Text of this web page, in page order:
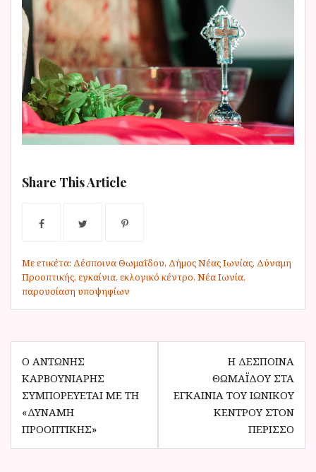
Share This Article
Με ετικέτα: Δέσποινα Θωμαΐδου, Δήμος Νέας Ιωνίας, Δύναμη
Προοπτικής, εγκαίνια, εκλογικό κέντρο, Νέα Ιωνία,
παρουσίαση υποψηφίων
Π
ή
Ο ΑΝΤΏΝΗΣ
ΚΑΡΒΟΥΝΙΆΡΗΣ
ΣΥΜΠΟΡΕΎΕΤΑΙ ΜΕ ΤΗ
«ΔΎΝΑΜΗ
ΠΡΟΟΠΤΙΚΉΣ»
Η ΔΈΣΠΟΙΝΑ
ΘΩΜΑΪ́ΔΟΥ ΣΤΑ
ΕΓΚΑΊΝΙΑ ΤΟΥ ΙΩΝΙΚΟΎ
ΚΈΝΤΡΟΥ ΣΤΟΝ
ΠΕΡΙΣΣΌ